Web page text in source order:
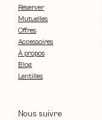
Réserver
Mutuelles
Offres
Accessoires
À propos
Blog
Lentilles
Nous suivre